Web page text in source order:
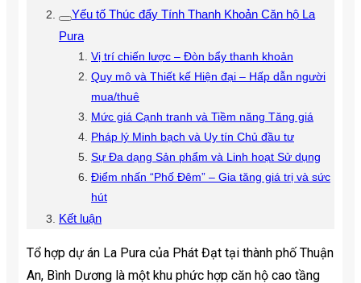
Yếu tố Thúc đẩy Tính Thanh Khoản Căn hộ La
Pura
Vị trí chiến lược – Đòn bẩy thanh khoản
Quy mô và Thiết kế Hiện đại – Hấp dẫn người
mua/thuê
Mức giá Cạnh tranh và Tiềm năng Tăng giá
Pháp lý Minh bạch và Uy tín Chủ đầu tư
Sự Đa dạng Sản phẩm và Linh hoạt Sử dụng
Điểm nhấn “Phố Đêm” – Gia tăng giá trị và sức
hút
Kết luận
Tổ hợp dự án La Pura của Phát Đạt tại thành phố Thuận
An, Bình Dương là một khu phức hợp căn hộ cao tầng